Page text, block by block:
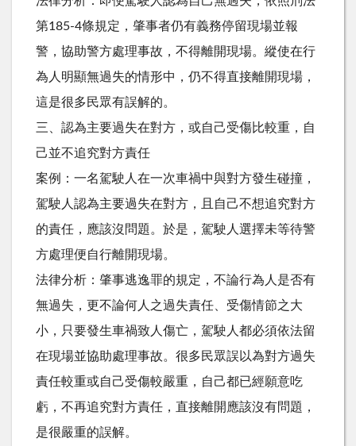
第185-4條規定，肇事者仍有義務停留現場並報
警，協助警方處理事故，不得離開現場。縱使在行
為人明顯無過失的情形中，仍不得直接離開現場，
這是很多民眾有誤解的。
三、認為主要過失在對方，或自己受傷比較重，自
己並不追究對方責任
案例：一名駕駛人在一次車禍中與對方發生碰撞，
駕駛人認為主要過失在對方，且自己不想追究對方
的責任，應該沒問題。於是，駕駛人選擇未等待警
方處理便自行離開現場。
法律分析：肇事逃逸罪的規定，不論行為人是否有
無過失，更不論何人之過失責任、受傷情節之大
小，只要發生車禍致人傷亡，駕駛人都必須依法留
在現場並協助處理事故。很多民眾誤以為對方過失
責任較重或自己受傷較嚴重，自己都已經願意吃
虧，不再追究對方責任，直接離開應該沒有問題，
是很嚴重的誤解。